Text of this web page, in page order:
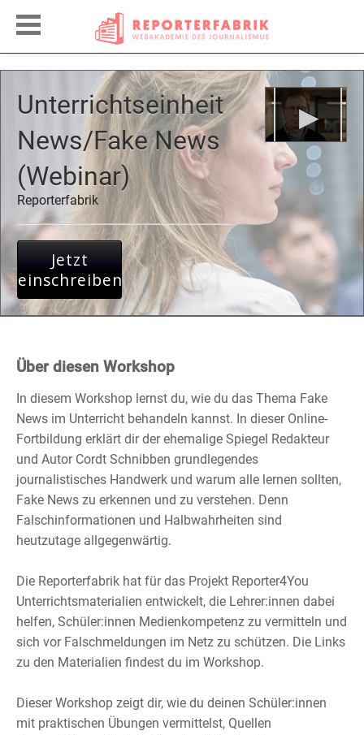
Unterrichtseinheit
News/Fake News
(Webinar)
Reporterfabrik
Jetzt
einschreiben
Über diesen Workshop
In diesem Workshop lernst du, wie du das Thema Fake
News im Unterricht behandeln kannst. In dieser Online-
Fortbildung erklärt dir der ehemalige Spiegel Redakteur
und Autor Cordt Schnibben grundlegendes
journalistisches Handwerk und warum alle lernen sollten,
Fake News zu erkennen und zu verstehen. Denn
Falschinformationen und Halbwahrheiten sind
heutzutage allgegenwärtig.
Die Reporterfabrik hat für das Projekt Reporter4You
Unterrichtsmaterialien entwickelt, die Lehrer:innen dabei
helfen, Schüler:innen Medienkompetenz zu vermitteln und
sich vor Falschmeldungen im Netz zu schützen. Die Links
zu den Materialien findest du im Workshop.
Dieser Workshop zeigt dir, wie du deinen Schüler:innen
mit praktischen Übungen vermittelst, Quellen